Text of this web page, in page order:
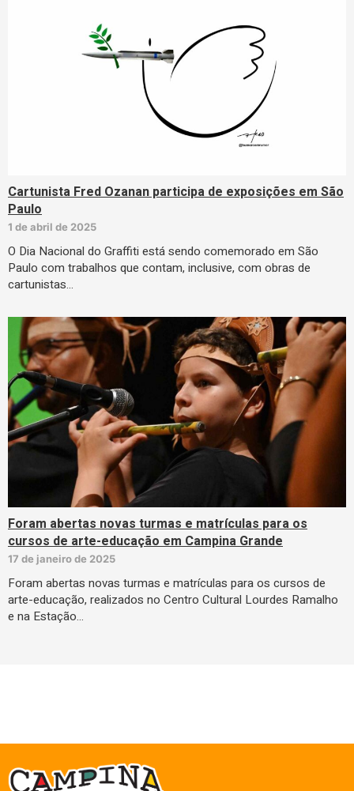
Cartunista Fred Ozanan participa de exposições em São
Paulo
1 de abril de 2025
O Dia Nacional do Graffiti está sendo comemorado em São
Paulo com trabalhos que contam, inclusive, com obras de
cartunistas…
Foram abertas novas turmas e matrículas para os
cursos de arte-educação em Campina Grande
17 de janeiro de 2025
Foram abertas novas turmas e matrículas para os cursos de
arte-educação, realizados no Centro Cultural Lourdes Ramalho
e na Estação…